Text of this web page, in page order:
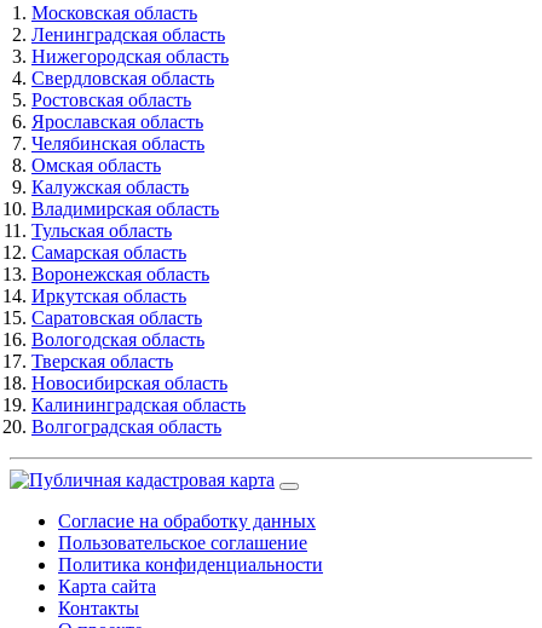
Московская область
Ленинградская область
Нижегородская область
Свердловская область
Ростовская область
Ярославская область
Челябинская область
Омская область
Калужская область
Владимирская область
Тульская область
Самарская область
Воронежская область
Иркутская область
Саратовская область
Вологодская область
Тверская область
Новосибирская область
Калининградская область
Волгоградская область
Согласие на обработку данных
Пользовательское соглашение
Политика конфиденциальности
Карта сайта
Контакты